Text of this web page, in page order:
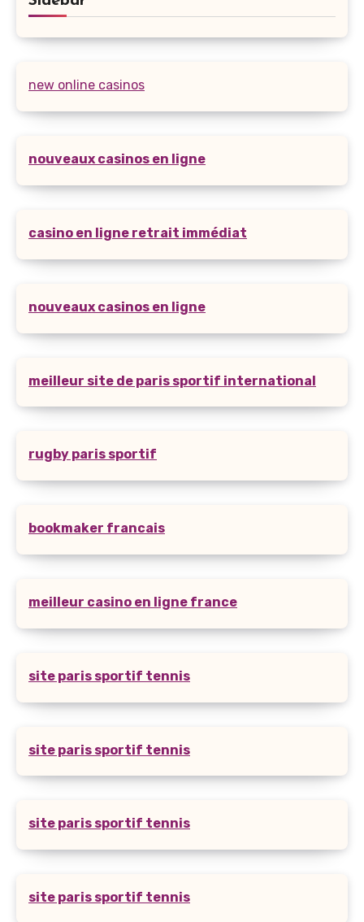
new online casinos
nouveaux casinos en ligne
casino en ligne retrait immédiat
nouveaux casinos en ligne
meilleur site de paris sportif international
rugby paris sportif
bookmaker francais
meilleur casino en ligne france
site paris sportif tennis
site paris sportif tennis
site paris sportif tennis
site paris sportif tennis